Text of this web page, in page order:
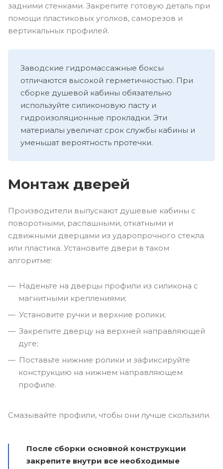
задними стенками. Закрепите готовую деталь при
помощи пластиковых уголков, саморезов и
вертикальных профилей.
Заводские гидромассажные боксы
отличаются высокой герметичностью. При
сборке душевой кабины обязательно
используйте силиконовую пасту и
гидроизоляционные прокладки. Эти
материалы увеличат срок службы кабины и
уменьшат вероятность протечки.
Монтаж дверей
Производители выпускают душевые кабины с
поворотными, распашными, откатными и
сдвижными дверцами из ударопрочного стекла
или пластика. Установите двери в таком
алгоритме:
Наденьте на дверцы профили из силикона с
магнитными креплениями;
Установите ручки и верхние ролики;
Закрепите дверцу на верхней направляющей
дуге;
Поставьте нижние ролики и зафиксируйте
конструкцию на нижнем направляющем
профиле.
Смазывайте профили, чтобы они лучше скользили.
После сборки основной конструкции
закрепите внутри все необходимые